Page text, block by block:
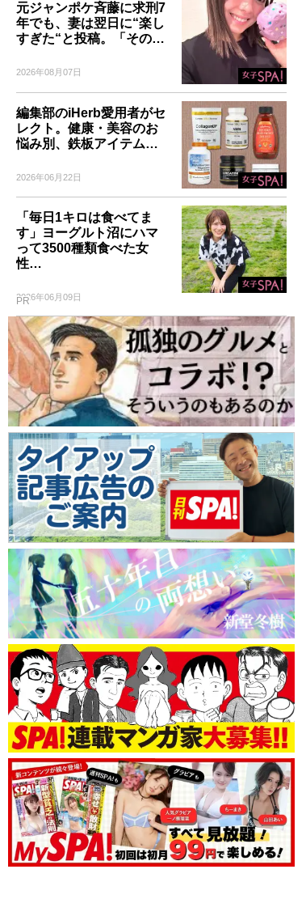
元ジャンポケ斉藤に求刑7
年でも、妻は翌日に“楽し
すぎた“と投稿。「その…
2026年08月07日
編集部のiHerb愛用者がセ
レクト。健康・美容のお
悩み別、鉄板アイテム…
2026年06月22日
「毎日1キロは食べてま
す」ヨーグルト沼にハマ
って3500種類食べた女
性…
2026年06月09日
PR